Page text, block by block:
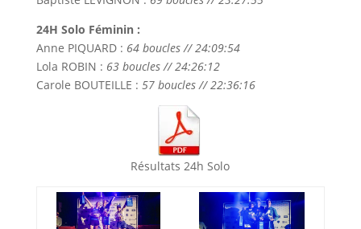
24H Solo Féminin :
Anne PIQUARD : 64 boucles // 24:09:54
Lola ROBIN : 63 boucles // 24:26:12
Carole BOUTEILLE : 57 boucles // 22:36:16
Résultats 24h Solo